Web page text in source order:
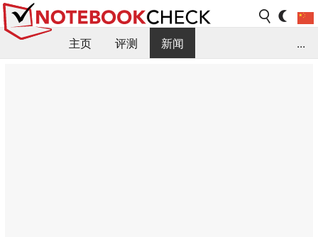
主页 评测
新闻
...